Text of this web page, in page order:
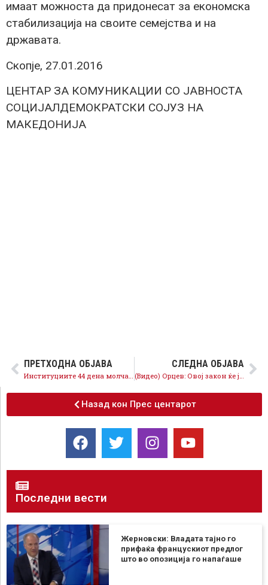
имаат можноста да придонесат за економска
стабилизација на своите семејства и на
државата.
Скопје, 27.01.2016
ЦЕНТАР ЗА КОМУНИКАЦИИ СО ЈАВНОСТА
СОЦИЈАЛДЕМОКРАТСКИ СОЈУЗ НА
МАКЕДОНИЈА
ПРЕТХОДНА ОБЈАВА СЛЕДНА ОБЈАВА
Назад кон Прес центарот
Последни вести
Жерновски: Владата тајно го
прифаќа францускиот предлог
што во опозиција го напаѓаше